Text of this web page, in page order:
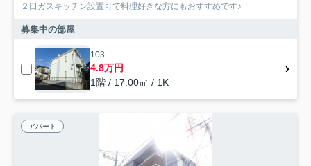
２口ガスキッチン設置可で料理好きな方にもおすすめです♪
募集中の部屋
103
4.8万円
1階 / 17.00㎡ / 1K
アパート